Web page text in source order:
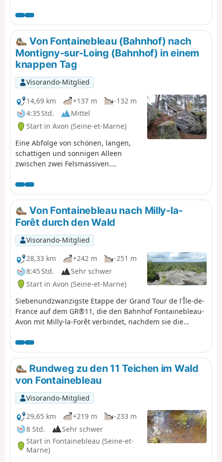
Éponge, Quellen, Tour Dénécourt,
Mares Froideau, Rocher Cassepot,
Rocher Saint-Germain, Grotte aux
Cristaux, Mare à Piat, Butte Saint-
Louis und Petit Mont. Der Weg
verläuft größtenteils im Schatten;
schöne Bäume.
Von Fontainebleau (Bahnhof) nach
Montigny-sur-Loing (Bahnhof) in einem
knappen Tag
Visorando-Mitglied
14,69 km
+137 m
-132 m
4:35 Std.
Mittel
Start in Avon (Seine-et-Marne)
Eine Abfolge von schönen, langen,
schattigen und sonnigen Alleen
zwischen zwei Felsmassiven.
des Massif de Fontainebleau mit
einem Minimum an zu
überquerenden Straßen.
Von Fontainebleau nach Milly-la-
Forêt durch den Wald
Visorando-Mitglied
28,33 km
+242 m
-251 m
8:45 Std.
Sehr schwer
Start in Avon (Seine-et-Marne)
Siebenundzwanzigste Etappe der Grand Tour de l'Île-de-
France auf dem GR®11, die den Bahnhof Fontainebleau-
Avon mit Milly-la-Forêt verbindet, nachdem sie die
westlicher Richtung durchquert hat, über Arbonne-la-
Forêt zwischen den beiden Massiven. Diese Etappe
erfordert eine Übernachtung in Milly-la-Forêt oder
Umgebung, bevor man am nächsten Tag Ballancourt
erreicht. In der Umgebung stehen einige Hotels und
Gästezimmer zur Verfügung.
Rundweg zu den 11 Teichen im Wald
von Fontainebleau
Visorando-Mitglied
29,65 km
+219 m
-233 m
8 Std.
Sehr schwer
Start in Fontainebleau (Seine-et-
Marne)